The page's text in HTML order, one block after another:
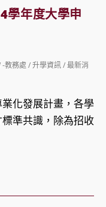
學年度大學申
-教務處 /升學資訊/最新消
化發展計畫，各學
準共識，除為招收